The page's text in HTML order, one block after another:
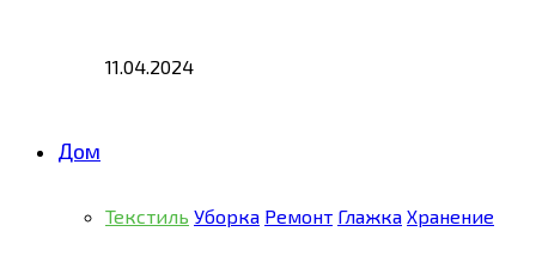
11.04.2024
Дом
Текстиль Уборка Ремонт Глажка Хранение